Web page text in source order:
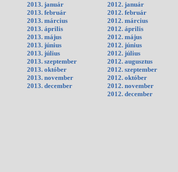
2013. január
2013. február
2013. március
2013. április
2013. május
2013. június
2013. július
2013. szeptember
2013. október
2013. november
2013. december
2012. január
2012. február
2012. március
2012. április
2012. május
2012. június
2012. július
2012. augusztus
2012. szeptember
2012. október
2012. november
2012. december